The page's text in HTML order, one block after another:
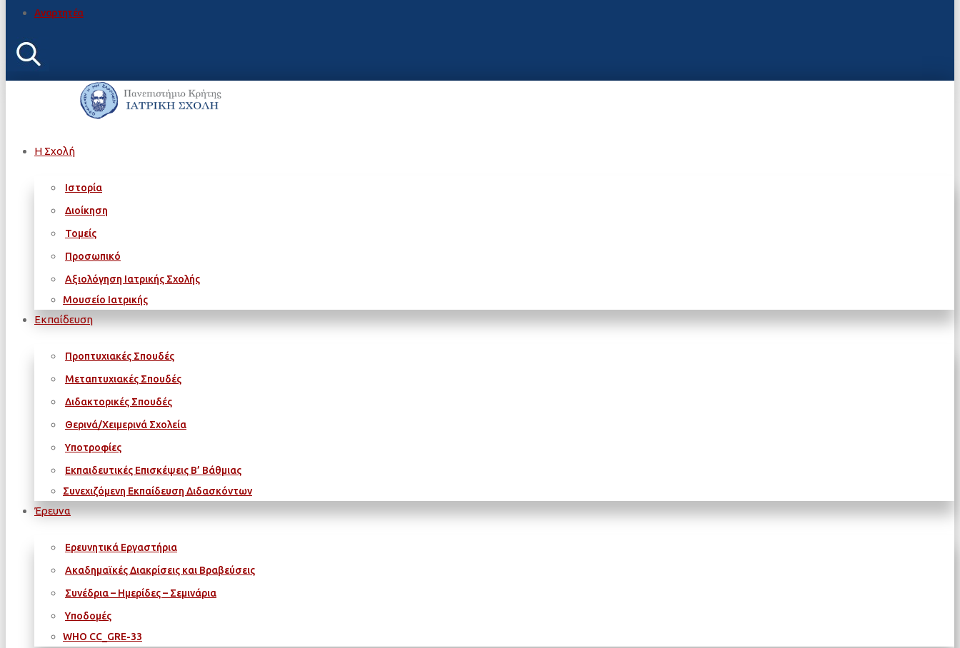
Αναρτητέα
Η Σχολή
Ιστορία
Διοίκηση
Τομείς
Προσωπικό
Αξιολόγηση Ιατρικής Σχολής
Μουσείο Ιατρικής
Εκπαίδευση
Προπτυχιακές Σπουδές
Μεταπτυχιακές Σπουδές
Διδακτορικές Σπουδές
Θερινά/Χειμερινά Σχολεία
Υποτροφίες
Εκπαιδευτικές Επισκέψεις Β’ Βάθμιας
Συνεχιζόμενη Εκπαίδευση Διδασκόντων
Έρευνα
Ερευνητικά Εργαστήρια
Ακαδημαϊκές Διακρίσεις και Βραβεύσεις
Συνέδρια – Ημερίδες – Σεμινάρια
Υποδομές
WΗΟ CC_GRE-33